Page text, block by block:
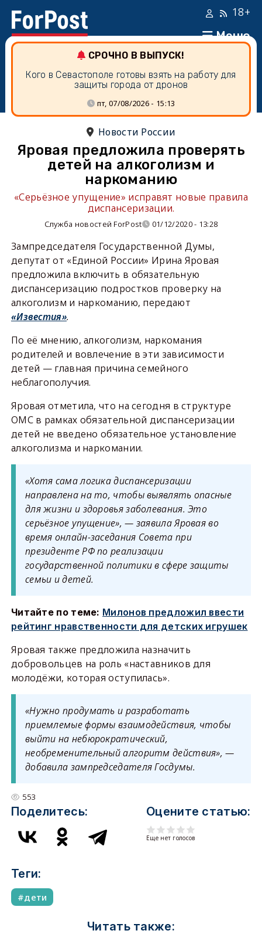
Меню
18+
СРОЧНО В ВЫПУСК!
Кого в Севастополе готовы взять на работу для
защиты города от дронов
пт, 07/08/2026 - 15:13
Новости России
Яровая предложила проверять
детей на алкоголизм и
наркоманию
«Серьёзное упущение» исправят новые правила
диспансеризации.
Служба новостей ForPost 01/12/2020 - 13:28
Зампредседателя Государственной Думы,
депутат от «Единой России» Ирина Яровая
предложила включить в обязательную
диспансеризацию подростков проверку на
алкоголизм и наркоманию, передают
«Известия».
По её мнению, алкоголизм, наркомания
родителей и вовлечение в эти зависимости
детей — главная причина семейного
неблагополучия.
Яровая отметила, что на сегодня в структуре
ОМС в рамках обязательной диспансеризации
детей не введено обязательное установление
алкоголизма и наркомании.
«Хотя сама логика диспансеризации
направлена на то, чтобы выявлять опасные
для жизни и здоровья заболевания. Это
серьёзное упущение», — заявила Яровая во
время онлайн-заседания Совета при
президенте РФ по реализации
государственной политики в сфере защиты
семьи и детей.
Читайте по теме: Милонов предложил ввести
рейтинг нравственности для детских игрушек
Яровая также предложила назначить
добровольцев на роль «наставников для
молодёжи, которая оступилась».
«Нужно продумать и разработать
приемлемые формы взаимодействия, чтобы
выйти на небюрократический,
необременительный алгоритм действия», —
добавила зампредседателя Госдумы.
553
Поделитесь: Оцените статью:
Еще нет голосов
Теги:
дети
Читать также: